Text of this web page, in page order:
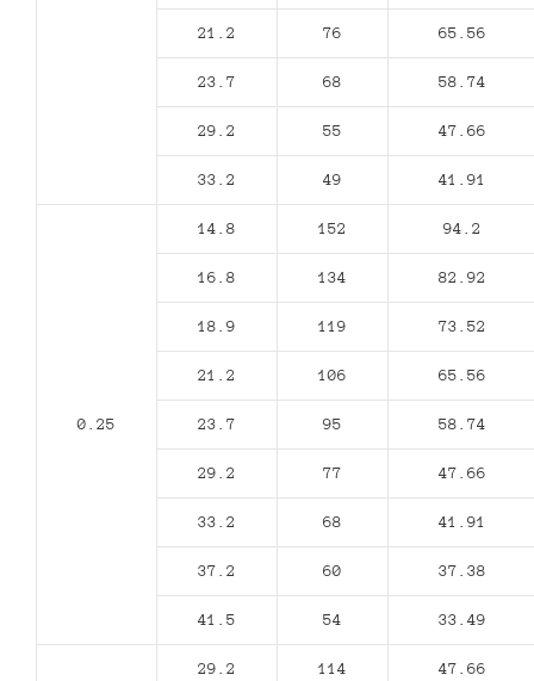
21.2 76 65.56
23.7 68 58.74
29.2 55 47.66
33.2 49 41.91
0.25
14.8 152 94.2
16.8 134 82.92
18.9 119 73.52
21.2 106 65.56
23.7 95 58.74
29.2 77 47.66
33.2 68 41.91
37.2 60 37.38
41.5 54 33.49
29.2 114 47.66